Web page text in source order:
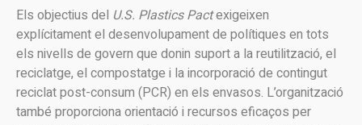
Els objectius del U.S. Plastics Pactexigeixen
explícitament el desenvolupament de polítiques en tots
els nivells de govern que donin suport a la reutilització, el
reciclatge, el compostatge i la incorporació de contingut
reciclat post-consum (PCR) en els envasos. L’organització
també proporciona orientació i recursos eficaços per